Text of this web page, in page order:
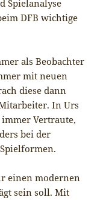
Spielanalyse
DFB wichtige
als Beobachter
mit neuen
diese dann
In Urs
Vertraute,
bei der
einen modernen
sein soll. Mit